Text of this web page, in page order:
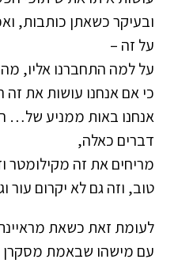
ובעיקר כשאתן כותבות,
על זה –
על למה התחברנו אליו, מה
כי אם אנחנו עושות את זה
אנחנו באות ממניע של…
דברים כאלה,
מריחים את זה מקילומטר
טוב, וזה גם לא יקרום עור
לעומת זאת כשאת
עם מישהו שבאמת מסקרן